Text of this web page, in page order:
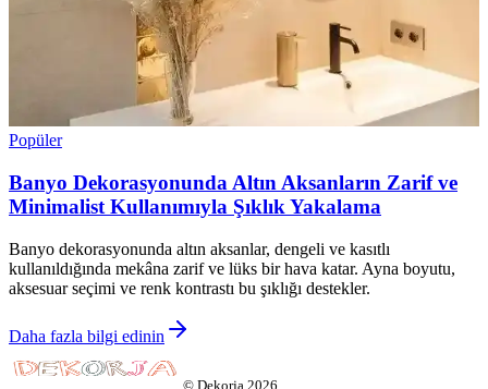
Popüler
Banyo Dekorasyonunda Altın Aksanların Zarif ve
Minimalist Kullanımıyla Şıklık Yakalama
Banyo dekorasyonunda altın aksanlar, dengeli ve kasıtlı
kullanıldığında mekâna zarif ve lüks bir hava katar. Ayna boyutu,
aksesuar seçimi ve renk kontrastı bu şıklığı destekler.
Daha fazla bilgi edinin
© Dekorja 2026